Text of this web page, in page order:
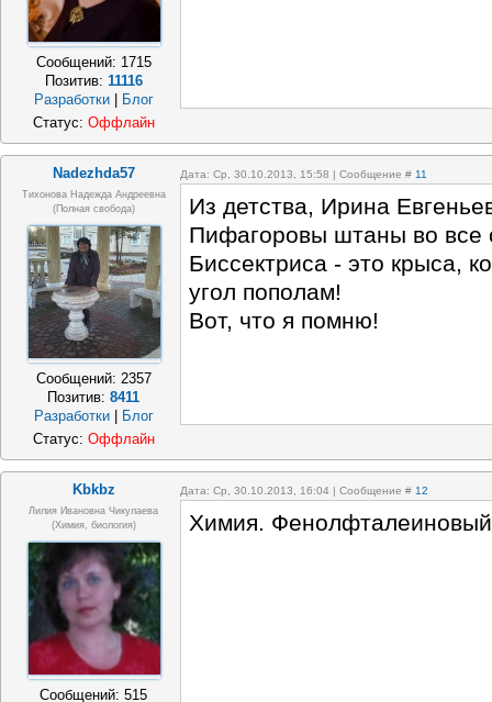
Сообщений: 1715
Позитив: 11116
Разработки
Блог
Статус: Оффлайн
Nadezhda57 Дата: Ср, 30.10.2013, 15:58 | Сообщение # 11
Тихонова Надежда Андреевна
(полная свобода)
Сообщений: 2357
Позитив:8411
Разработки
Блог
Из детства, Ирина
Пифагоровы штаны во все
Биссектриса - это крыса,
угол пополам!
Вот, что я помню!
Статус: Оффлайн
Kbkbz Дата: Ср, 30.10.2013, 16:04 | Сообщение # 12
Лилия Ивановна Чикулаева
(химия, биология)
Сообщений:515
Химия.